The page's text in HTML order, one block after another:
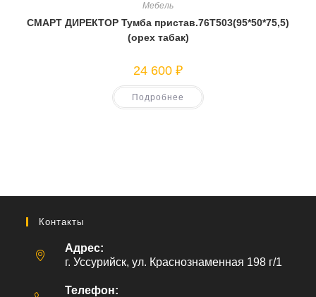
Мебель
СМАРТ ДИРЕКТОР Тумба пристав.76Т503(95*50*75,5)
(орех табак)
24 600 ₽
Подробнее
Контакты
Адрес:
г. Уссурийск, ул. Краснознаменная 198 г/1
Телефон: